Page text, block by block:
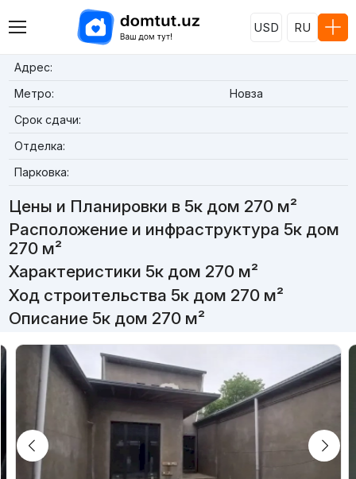
USD RU
Адрес:
Метро:
Новза
Срок сдачи:
Отделка:
Парковка:
Цены и Планировки в 5к дом 270 м²
Расположение и инфраструктура 5к дом
270 м²
Характеристики 5к дом 270 м²
Ход строительства 5к дом 270 м²
Описание 5к дом 270 м²